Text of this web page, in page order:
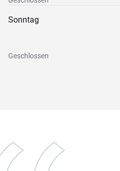
Sonntag
Geschlossen